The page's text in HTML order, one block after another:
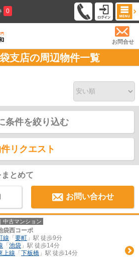
0
お問合せ
支店の周辺物件一覧
条件を絞り込む
リクエスト
とめて
お問い合わせ
中古マンション
袋西コーポ
線 「 要町 」駅 徒歩9分
「 池袋 」駅 徒歩14分
上線 「 下板橋 」駅 徒歩14分